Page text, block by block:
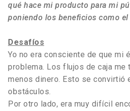
qué hace mi producto para mi
poniendo los beneficios como el
Desafíos
Yo no era consciente de que mi
problema. Los flujos de caja me
menos dinero. Esto se convirtió
obstáculos.
Por otro lado, era muy difícil